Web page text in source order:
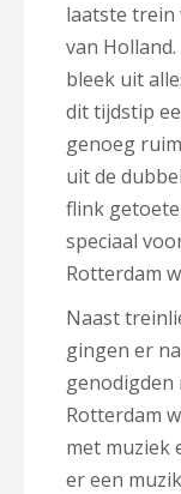
laatste trein
van
bleek uit
dit tijdstip
genoeg
uit de
flink
speciaal
Rotterdam
Naast
gingen er
genodigden
Rotterdam
met muziek
er een